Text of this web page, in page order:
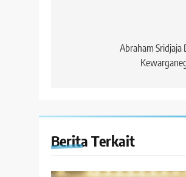
Abraham Sridjaja
Berita Terkait